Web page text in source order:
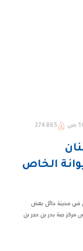
ص 274865
الخاص
في مدينة حائل بعض
مركز جبة بدر بن حجر بن